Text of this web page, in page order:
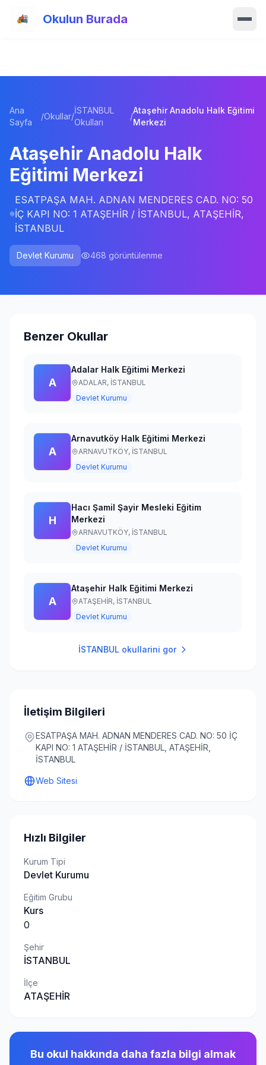
Okulun Burada
Okullar
Haberler
Blog
Hakkımızda
Ana
Sayfa
/Okullar/
İSTANBUL
Okulları
/
Ataşehir Anadolu Halk Eğitimi
Merkezi
Ataşehir Anadolu Halk
Eğitimi Merkezi
ESATPAŞA MAH. ADNAN MENDERES CAD. NO: 50
İÇ KAPI NO: 1 ATAŞEHİR / İSTANBUL, ATAŞEHİR,
İSTANBUL
Devlet Kurumu 468 görüntülenme
Benzer Okullar
A
Adalar Halk Eğitimi Merkezi
ADALAR, İSTANBUL
Devlet Kurumu
A
Arnavutköy Halk Eğitimi Merkezi
ARNAVUTKÖY, İSTANBUL
Devlet Kurumu
H
Hacı Şamil Şayir Mesleki Eğitim
Merkezi
ARNAVUTKÖY, İSTANBUL
Devlet Kurumu
A
Ataşehir Halk Eğitimi Merkezi
ATAŞEHİR, İSTANBUL
Devlet Kurumu
İSTANBUL okullarini gor
İletişim Bilgileri
ESATPAŞA MAH. ADNAN MENDERES CAD. NO: 50 İÇ
KAPI NO: 1 ATAŞEHİR / İSTANBUL, ATAŞEHİR,
İSTANBUL
Web Sitesi
Hızlı Bilgiler
Kurum Tipi
Devlet Kurumu
Eğitim Grubu
Kurs
0
Şehir
İSTANBUL
İlçe
ATAŞEHİR
Bu okul hakkında daha fazla bilgi almak